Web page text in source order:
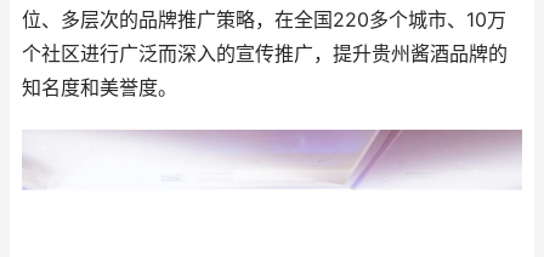
位、多层次的品牌推广策略，在全国220多个城市、10万
个社区进行广泛而深入的宣传推广，提升贵州酱酒品牌的
知名度和美誉度。